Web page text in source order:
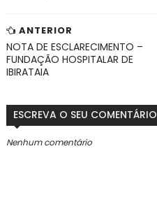
ANTERIOR
NOTA DE ESCLARECIMENTO –
FUNDAÇÃO HOSPITALAR DE
IBIRATAIA
ESCREVA O SEU COMENTÁRIO
Nenhum comentário